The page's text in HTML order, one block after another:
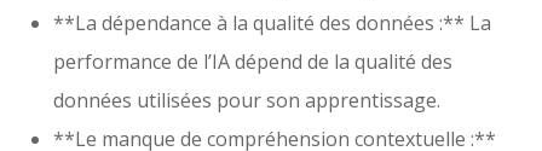
**La dépendance à la qualité des données :** La
performance de l’IA dépend de la qualité des
données utilisées pour son apprentissage.
**Le manque de compréhension contextuelle :**